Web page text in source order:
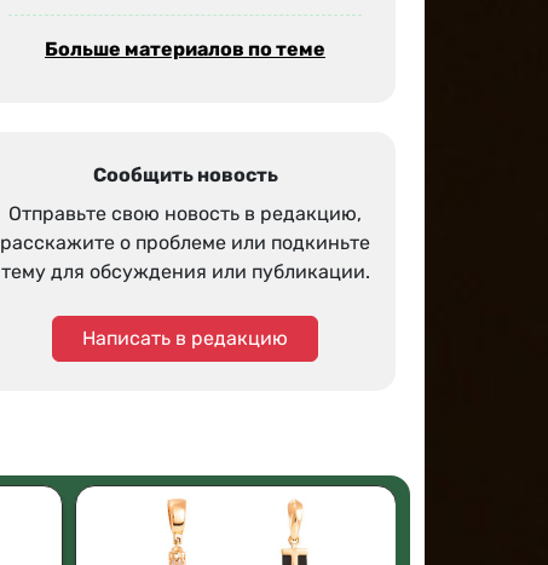
Больше материалов по теме
Сообщить новость
Отправьте свою новость в редакцию,
расскажите о проблеме или подкиньте
тему для обсуждения или публикации.
Написать в редакцию